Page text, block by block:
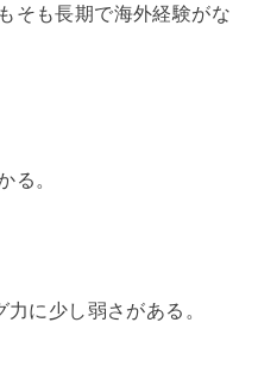
そも長期で海外経験がな
る。
に少し弱さがある。